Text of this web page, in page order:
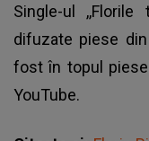
Single-ul
difuzate piese
fost în topul
YouTube.